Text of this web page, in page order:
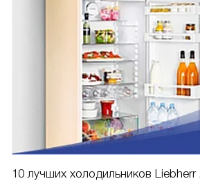
10 лучших холодильников Liebherr